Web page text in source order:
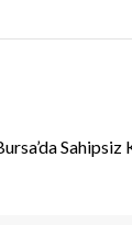
Sahipsiz